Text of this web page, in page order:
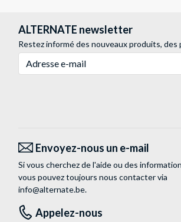
ALTERNATE newsletter
Restez informé des nouveaux produits,
Envoyez-nous un e-mail
Si vous cherchez de l'aide ou des
vous pouvez toujours nous contacter via
info@alternate.be.
Appelez-nous